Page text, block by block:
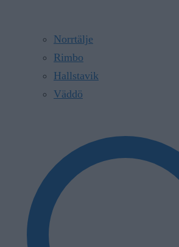
Norrtälje
Rimbo
Hallstavik
Väddö